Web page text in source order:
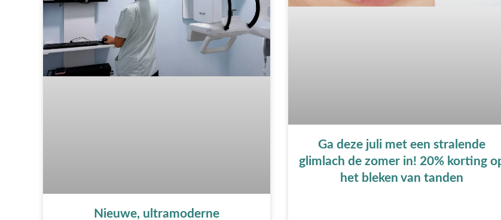
Nieuwe, ultramoderne
Ga deze juli met een stralende
glimlach de zomer in! 20% korting
het bleken van tanden